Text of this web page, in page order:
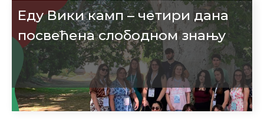
Еду Вики камп – четири дана
посвећена слободном знању